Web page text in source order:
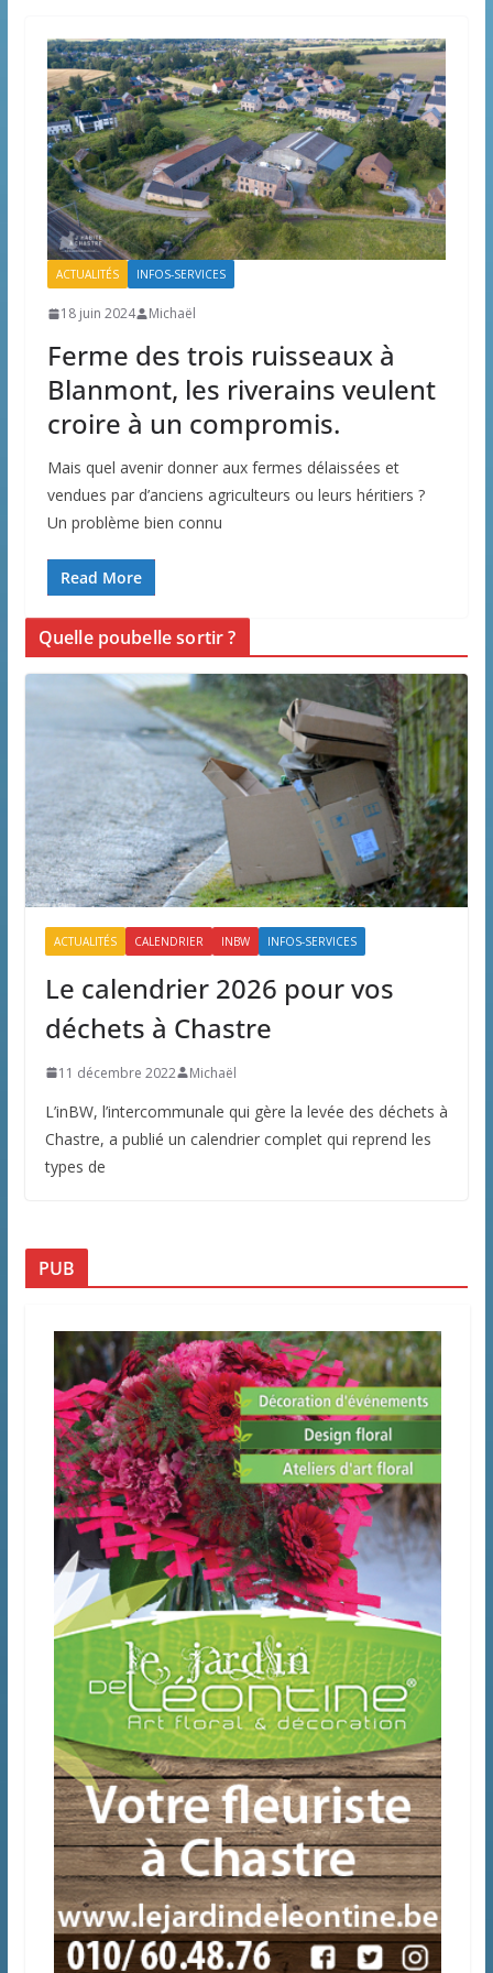
ACTUALITÉS INFOS-SERVICES
18 juin 2024 Michaël
Ferme des trois ruisseaux à
Blanmont, les riverains veulent
croire à un compromis.
Mais quel avenir donner aux fermes délaissées et
vendues par d’anciens agriculteurs ou leurs héritiers ?
Un problème bien connu
Read More
Quelle poubelle sortir ?
ACTUALITÉS CALENDRIER INBW INFOS-SERVICES
Le calendrier 2026 pour vos
déchets à Chastre
11 décembre 2022 Michaël
L’inBW, l’intercommunale qui gère la levée des déchets à
Chastre, a publié un calendrier complet qui reprend les
types de
PUB